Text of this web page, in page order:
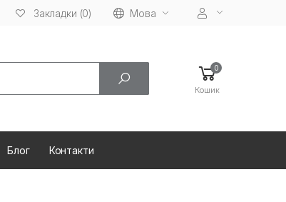
Закладки (0) Мова
0
Кошик
Блог Контакти